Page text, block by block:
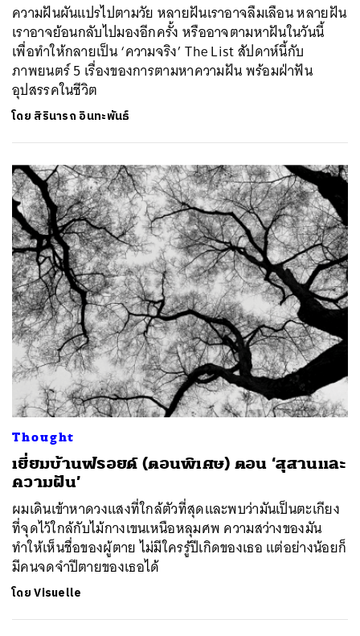
ความฝันผันแปรไปตามวัย หลายฝันเราอาจลืมเลือน หลายฝัน
เราอาจย้อนกลับไปมองอีกครั้ง หรืออาจตามหาฝันในวันนี้
เพื่อทำให้กลายเป็น ‘ความจริง’ The List สัปดาห์นี้กับ
ภาพยนตร์ 5 เรื่องของการตามหาความฝัน พร้อมฝ่าฟัน
อุปสรรคในชีวิต
โดย สิรินารถ อินทะพันธ์
Thought
​เยี่ยมบ้านฟรอยด์ (ตอนพิเศษ) ตอน ‘สุสานและ
ความฝัน’
ผมเดินเข้าหาดวงแสงที่ใกล้ตัวที่สุดและพบว่ามันเป็นตะเกียง
ที่จุดไว้ใกล้กับไม้กางเขนเหนือหลุมศพ ความสว่างของมัน
ทำให้เห็นชื่อของผู้ตาย ไม่มีใครรู้ปีเกิดของเธอ แต่อย่างน้อยก็
มีคนจดจำปีตายของเธอได้
โดยVisuelle